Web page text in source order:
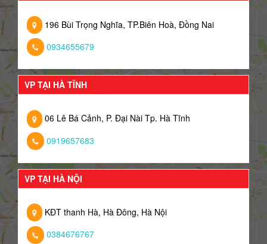
196 Bùi Trọng Nghĩa, TP.Biên Hoà, Đồng Nai
0934655679
VP TẠI HÀ TĨNH
06 Lê Bá Cảnh, P. Đại Nài Tp. Hà Tĩnh
0919657683
VP TẠI HÀ NỘI
KĐT thanh Hà, Hà Đông, Hà Nội
0384676767